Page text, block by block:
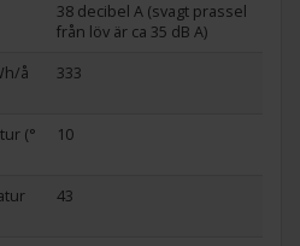
att frysa in maten, men att hålla
SuperFreezing fryser in maten
mat mot upptining när du
temperatur är uppnådd
38 decibel A (svagt prassel
från löv är ca 35 dB A)
å
333
(°
10
43